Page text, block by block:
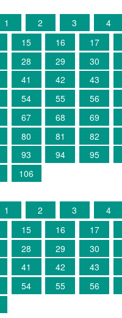
1 2 3 4
15 16 17
28 29 30
41 42 43
54 55 56
67 68 69
80 81 82
93 94 95
106
1 2 3 4
15 16 17
28 29 30
41 42 43
54 55 56